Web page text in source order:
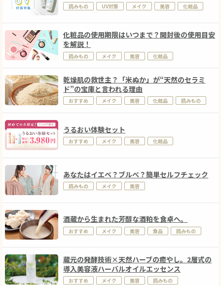
読みもの UV対策 メイク 美容 化粧品
化粧品の使用期限はいつまで？開封後の使用目安
を解説！
読みもの メイク 美容 化粧品
乾燥肌の救世主？「米ぬか」が“天然のセラミ
ド”の宝庫と言われる理由
おすすめ メイク 美容 化粧品 読みもの
うるおい体験セット
おすすめ メイク 美容 化粧品
あなたはイエベ？ブルべ？簡単セルフチェック
読みもの メイク 美容
酒蔵から生まれた芳醇な酒粕を食卓へ。
おすすめ メイク 美容 食品 読みもの
蔵元の発酵技術×天然ハーブの癒やし。2層式の
導入美容液ハーバルオイルエッセンス
おすすめ メイク 美容 読みもの